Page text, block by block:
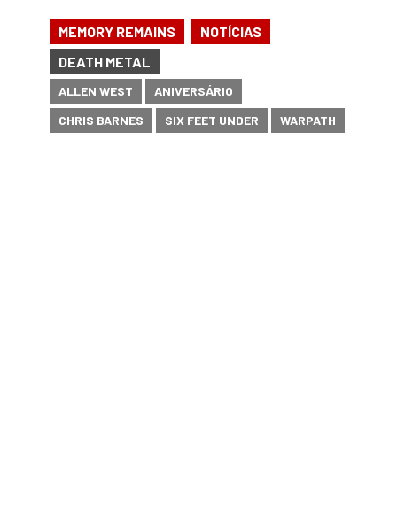
MEMORY REMAINS
NOTÍCIAS
DEATH METAL
ALLEN WEST
ANIVERSÁRIO
CHRIS BARNES
SIX FEET UNDER WARPATH